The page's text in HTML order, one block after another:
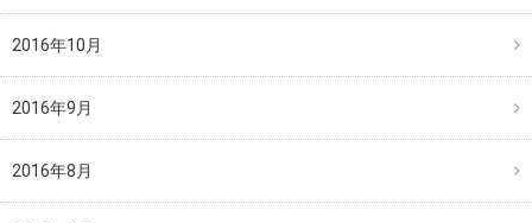
2016年10月
2016年9月
2016年8月